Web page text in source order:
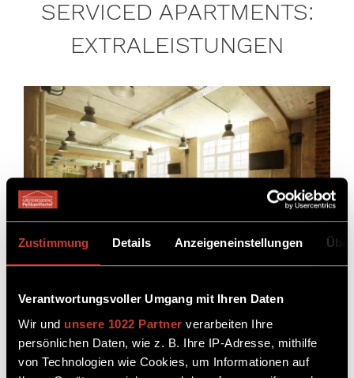
Zustimmung Details Anzeigeneinstellungen
Verantwortungsvoller Umgang mit Ihren Daten
Wir und unsere 1022 Partner verarbeiten Ihre
persönlichen Daten, wie z. B. Ihre IP-Adresse, mithilfe
von Technologien wie Cookies, um Informationen auf
SERVICED APARTMENTS:
EXTRALEISTUNGEN
Wir bieten Ihnen mehr als nur ein Zimmer: Unser
köstliches Frühstücksbuffet mit Bio- und